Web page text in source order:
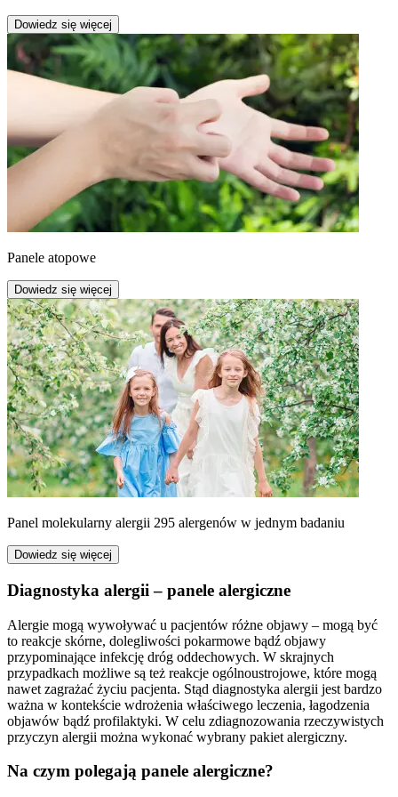
Dowiedz się więcej
Panele atopowe
Dowiedz się więcej
Panel molekularny alergii 295 alergenów w jednym badaniu
Dowiedz się więcej
Diagnostyka alergii – panele alergiczne
Alergie mogą wywoływać u pacjentów różne objawy – mogą być
to reakcje skórne, dolegliwości pokarmowe bądź objawy
przypominające infekcję dróg oddechowych. W skrajnych
przypadkach możliwe są też reakcje ogólnoustrojowe, które mogą
nawet zagrażać życiu pacjenta. Stąd diagnostyka alergii jest bardzo
ważna w kontekście wdrożenia właściwego leczenia, łagodzenia
objawów bądź profilaktyki. W celu zdiagnozowania rzeczywistych
przyczyn alergii można wykonać wybrany pakiet alergiczny.
Na czym polegają panele alergiczne?